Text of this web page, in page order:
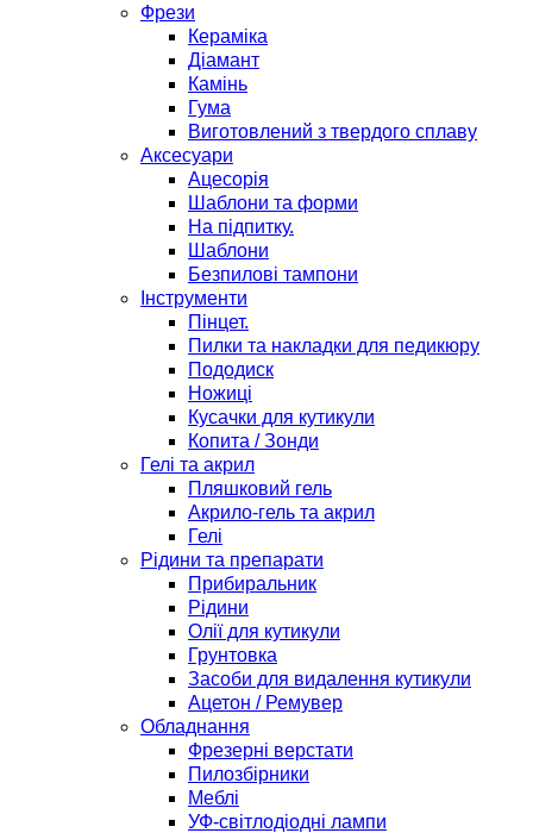
Фрези
Кераміка
Діамант
Камінь
Гума
Виготовлений з твердого сплаву
Аксесуари
Ацесорія
Шаблони та форми
На підпитку.
Шаблони
Безпилові тампони
Інструменти
Пінцет.
Пилки та накладки для педикюру
Пододиск
Ножиці
Кусачки для кутикули
Копита / Зонди
Гелі та акрил
Пляшковий гель
Акрило-гель та акрил
Гелі
Рідини та препарати
Прибиральник
Рідини
Олії для кутикули
Грунтовка
Засоби для видалення кутикули
Ацетон / Ремувер
Обладнання
Фрезерні верстати
Пилозбірники
Меблі
УФ-світлодіодні лампи